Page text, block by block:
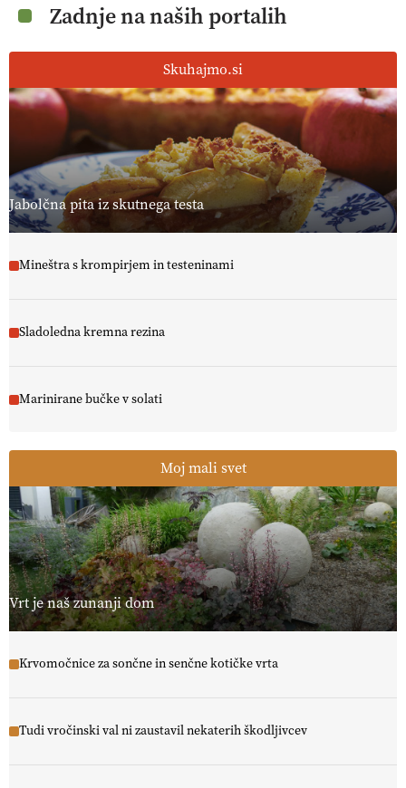
Zadnje na naših portalih
Skuhajmo.si
Jabolčna pita iz skutnega testa
Mineštra s krompirjem in testeninami
Sladoledna kremna rezina
Marinirane bučke v solati
Moj mali svet
Vrt je naš zunanji dom
Krvomočnice za sončne in senčne kotičke vrta
Tudi vročinski val ni zaustavil nekaterih škodljivcev